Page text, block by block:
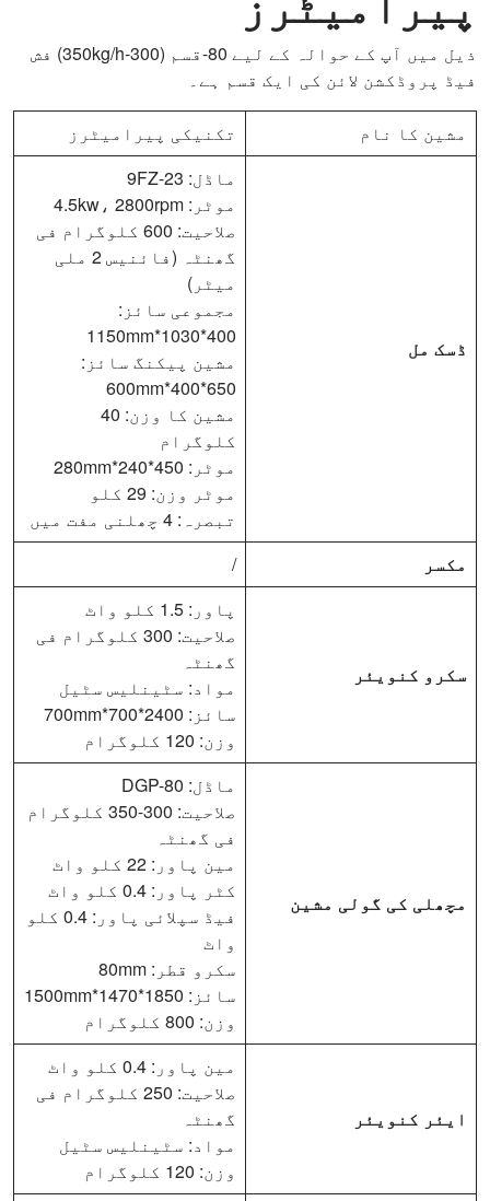
ذیل میں آپ کے حوالہ کے لیے 80-قسم (300-350kg/h) فش
فیڈ پروڈکشن لائن کی ایک قسم ہے۔
مشین کا نام تکنیکی پیرامیٹرز
ڈسک مل
ماڈل: 9FZ-23
موٹر: 4.5kw، 2800rpm
صلاحیت: 600 کلوگرام فی
گھنٹہ (فائنیس 2 ملی
میٹر)
مجموعی سائز:
400*1030*1150mm
مشین پیکنگ سائز:
650*400*600mm
مشین کا وزن: 40
کلوگرام
موٹر: 450*240*280mm
موٹر وزن: 29 کلو
تبصرہ: 4 چھلنی مفت میں
مکسر
/
سکرو کنویئر
پاور: 1.5 کلو واٹ
صلاحیت: 300 کلوگرام فی
گھنٹہ
مواد: سٹینلیس سٹیل
سائز: 2400*700*700mm
وزن: 120 کلوگرام
مچھلی کی گولی مشین
ماڈل: DGP-80
صلاحیت: 300-350 کلوگرام
فی گھنٹہ
مین پاور: 22 کلو واٹ
کٹر پاور: 0.4 کلو واٹ
فیڈ سپلائی پاور: 0.4 کلو
واٹ
سکرو قطر: 80mm
سائز: 1850*1470*1500mm
وزن: 800 کلوگرام
ایئر کنویئر
مین پاور: 0.4 کلو واٹ
صلاحیت: 250 کلوگرام فی
گھنٹہ
مواد: سٹینلیس سٹیل
وزن: 120 کلوگرام